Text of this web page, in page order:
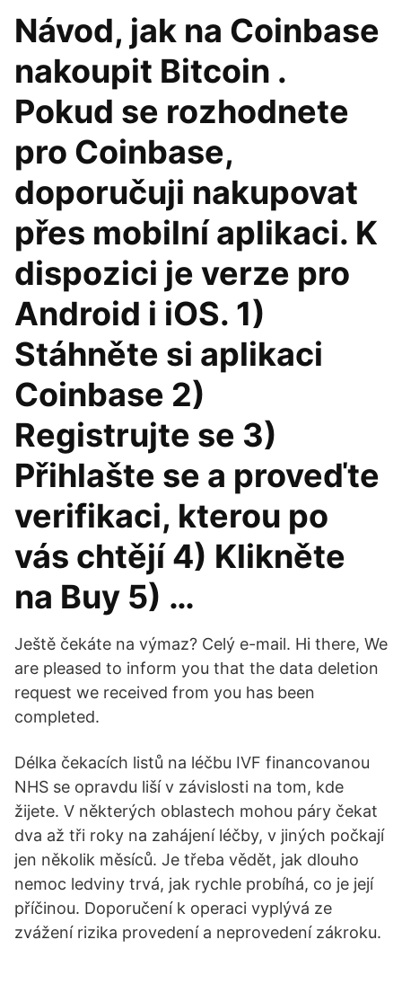
Návod, jak na Coinbase
nakoupit Bitcoin .
Pokud se rozhodnete
pro Coinbase,
doporučuji nakupovat
přes mobilní aplikaci. K
dispozici je verze pro
Android i iOS. 1)
Stáhněte si aplikaci
Coinbase 2)
Registrujte se 3)
Přihlašte se a proveďte
verifikaci, kterou po
vás chtějí 4) Klikněte
na Buy 5) …
Ještě čekáte na výmaz? Celý e-mail. Hi there, We
are pleased to inform you that the data deletion
request we received from you has been
completed.
Délka čekacích listů na léčbu IVF financovanou
NHS se opravdu liší v závislosti na tom, kde
žijete. V některých oblastech mohou páry čekat
dva až tři roky na zahájení léčby, v jiných počkají
jen několik měsíců. Je třeba vědět, jak dlouho
nemoc ledviny trvá, jak rychle probíhá, co je její
příčinou. Doporučení k operaci vyplývá ze
zvážení rizika provedení a neprovedení zákroku.